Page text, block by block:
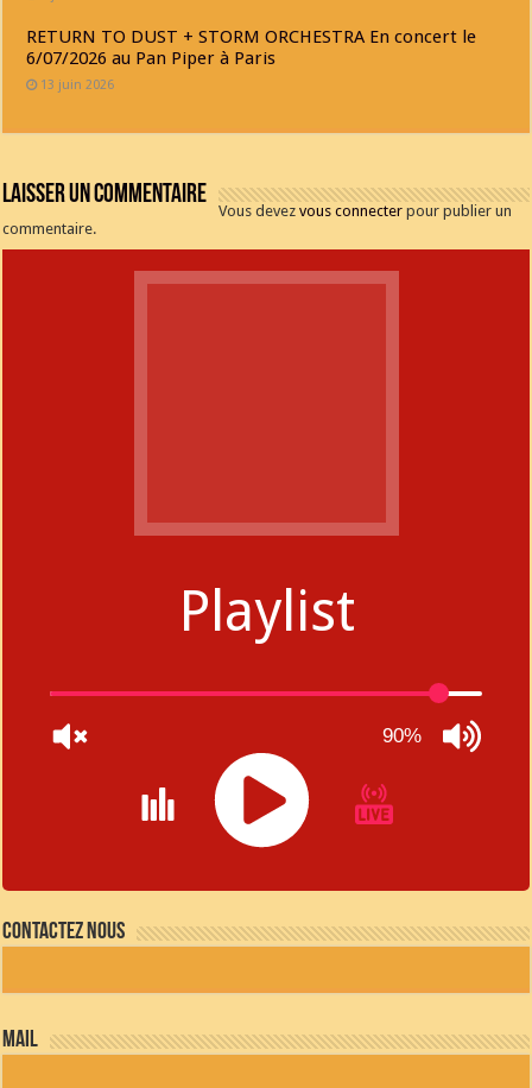
RETURN TO DUST + STORM ORCHESTRA En concert le
6/07/2026 au Pan Piper à Paris
13 juin 2026
Laisser un commentaire
Vous devezvous connecter pour publier un
commentaire.
Playlist
90%
RADIO
PLAYER
RADIO
by
WordPress
Contactez nous
mail